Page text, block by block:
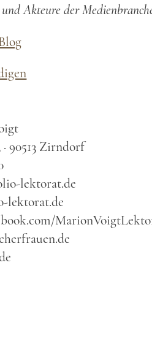
Akteure der
90513 Zirndorf
lektorat.de
lektorat.de